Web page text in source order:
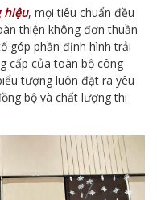
hiệu, mọi tiêu chuẩn đều
thiện không đơn thuần
góp phần định hình trải
cấp của toàn bộ công
tượng luôn đặt ra yêu
bộ và chất lượng thi